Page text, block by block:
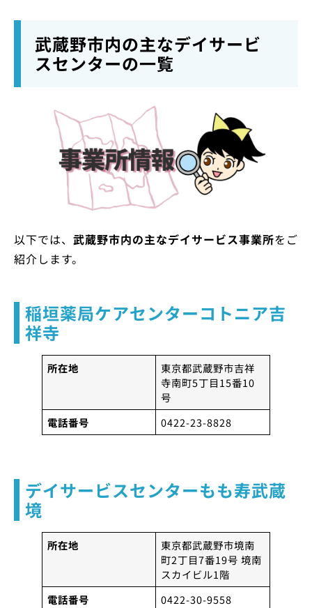
武蔵野市内の主なデイサービ
スセンターの一覧
以下では、 武蔵野市内の主なデイサービス事業所をご
紹介します。
稲垣薬局ケアセンターコトニア吉
祥寺
所在地
東京都武蔵野市吉祥
寺南町5丁目15番10
号
電話番号
0422-23-8828
デイサービスセンターもも寿武蔵
境
所在地
東京都武蔵野市境南
町2丁目7番19号 境南
スカイビル1階
電話番号
0422-30-9558